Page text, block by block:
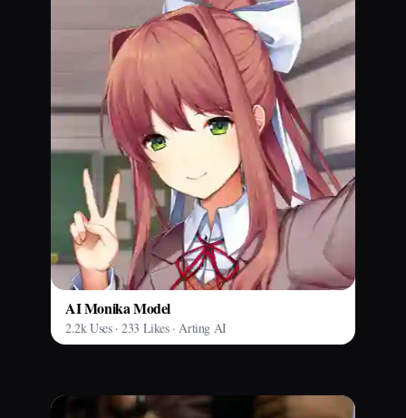
AI Monika Model
2.2k Uses · 233 Likes · Arting AI